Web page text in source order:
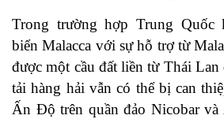
Trong trường hợp Trung Quốc
biển Malacca với sự hỗ trợ từ
được một cầu đất liền từ Thái Lan
tải hàng hải vẫn có thể bị can
Ấn Độ trên quần đảo Nicobar và